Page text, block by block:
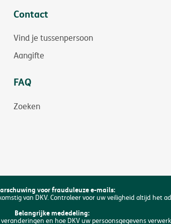
Contact
Vind je tussenpersoon
Aangifte
FAQ
Zoeken
voor frauduleuze e-mails:
van DKV. Controleer voor uw veiligheid altijd het
Belangrijke mededeling:
en hoe DKV uw persoonsgegevens